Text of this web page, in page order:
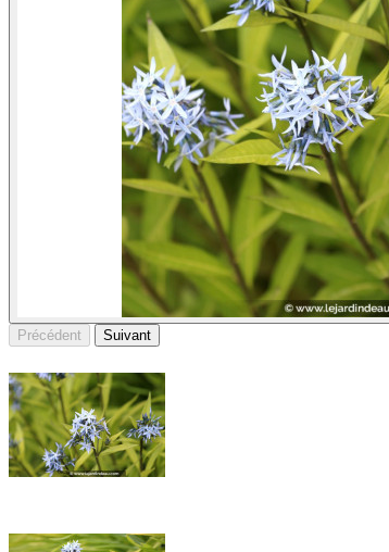
Précédent
Suivant